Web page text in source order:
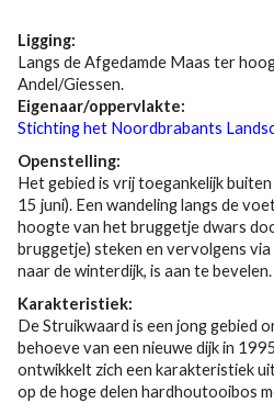
Ligging:
Langs de Afgedamde Maas ter
Andel/Giessen.
Eigenaar/oppervlakte:
Stichting het Noordbrabants
Openstelling:
Het gebied is vrij toegankelijk
15 juni). Een wandeling langs de
hoogte van het bruggetje dwars
bruggetje) steken en vervolgens
naar de winterdijk, is aan te bevelen.
Karakteristiek:
De Struikwaard is een jong gebied
behoeve van een nieuwe dijk in
ontwikkelt zich een karakteristiek
op de hoge delen hardhoutooibos